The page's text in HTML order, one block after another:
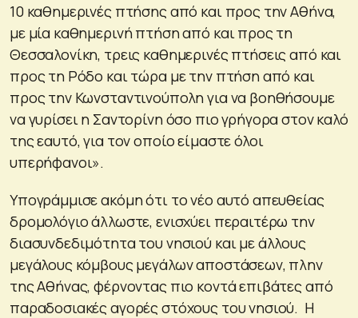
10 καθημερινές πτήσης από και προς την Αθήνα,
με μία καθημερινή πτήση από και προς τη
Θεσσαλονίκη, τρεις καθημερινές πτήσεις από και
προς τη Ρόδο και τώρα με την πτήση από και
προς την Κωνσταντινούπολη για να βοηθήσουμε
να γυρίσει η Σαντορίνη όσο πιο γρήγορα στον καλό
της εαυτό, για τον οποίο είμαστε όλοι
υπερήφανοι».
Υπογράμμισε ακόμη ότι το νέο αυτό απευθείας
δρομολόγιο άλλωστε, ενισχύει περαιτέρω την
διασυνδεδιμότητα του νησιού και με άλλους
μεγάλους κόμβους μεγάλων αποστάσεων, πλην
της Αθήνας, φέρνοντας πιο κοντά επιβάτες από
παραδοσιακές αγορές στόχους του νησιού. Η